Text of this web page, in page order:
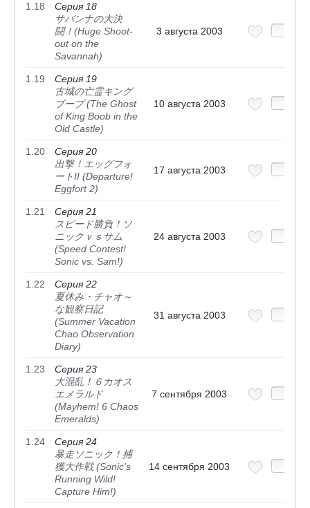
1.18
Серия 18
サバンナの大決
闘！(Huge Shoot-
out on the
Savannah)
3 августа 2003
1.19
Серия 19
古城の亡霊キング
ブーブ (The Ghost
of King Boob in the
Old Castle)
10 августа 2003
1.20
Серия 20
出撃！エッグフォ
ートII (Departure!
Eggfort 2)
17 августа 2003
1.21
Серия 21
スピード勝負！ソ
ニックｖｓサム
(Speed Contest!
Sonic vs. Sam!)
24 августа 2003
1.22
Серия 22
夏休み・チャオ～
な観察日記
(Summer Vacation
Chao Observation
Diary)
31 августа 2003
1.23
Серия 23
大混乱！６カオス
エメラルド
(Mayhem! 6 Chaos
Emeralds)
7 сентября 2003
1.24
Серия 24
暴走ソニック！捕
獲大作戦 (Sonic's
Running Wild!
Capture Him!)
14 сентября 2003